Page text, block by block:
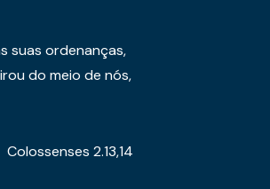
suas ordenanças,
do meio de nós,
Colossenses 2.13,14